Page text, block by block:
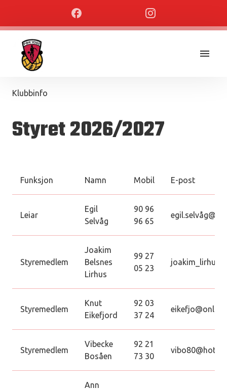
Klubbinfo
Styret 2026/2027
Funksjon Namn Mobil E-post
Leiar
Egil
Selvåg
90 96
96 65
egil.selvå
Styremedlem
Joakim
Belsnes
Lirhus
99 27
05 23
Styremedlem
Knut
Eikefjord
92 03
37 24
Styremedlem
Vibecke
Bosåen
92 21
73 30
Ann